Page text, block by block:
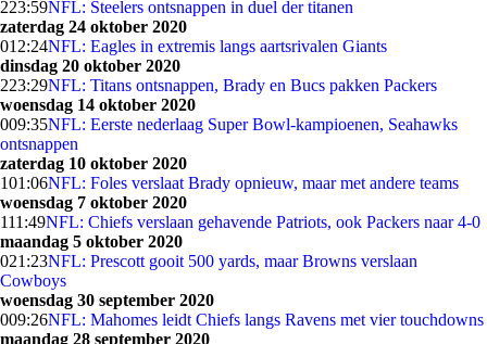
223:59NFL: Steelers ontsnappen in duel der titanen
zaterdag 24 oktober 2020
012:24NFL: Eagles in extremis langs aartsrivalen Giants
dinsdag 20 oktober 2020
223:29NFL: Titans ontsnappen, Brady en Bucs pakken Packers
woensdag 14 oktober 2020
009:35NFL: Eerste nederlaag Super Bowl-kampioenen, Seahawks
ontsnappen
zaterdag 10 oktober 2020
101:06NFL: Foles verslaat Brady opnieuw, maar met andere teams
woensdag 7 oktober 2020
111:49NFL: Chiefs verslaan gehavende Patriots, ook Packers naar 4-0
maandag 5 oktober 2020
021:23NFL: Prescott gooit 500 yards, maar Browns verslaan
Cowboys
woensdag 30 september 2020
009:26NFL: Mahomes leidt Chiefs langs Ravens met vier touchdowns
maandag 28 september 2020